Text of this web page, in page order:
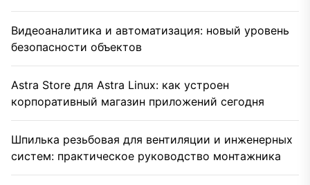
Видеоаналитика и автоматизация: новый уровень
безопасности объектов
Astra Store для Astra Linux: как устроен
корпоративный магазин приложений сегодня
Шпилька резьбовая для вентиляции и инженерных
систем: практическое руководство монтажника